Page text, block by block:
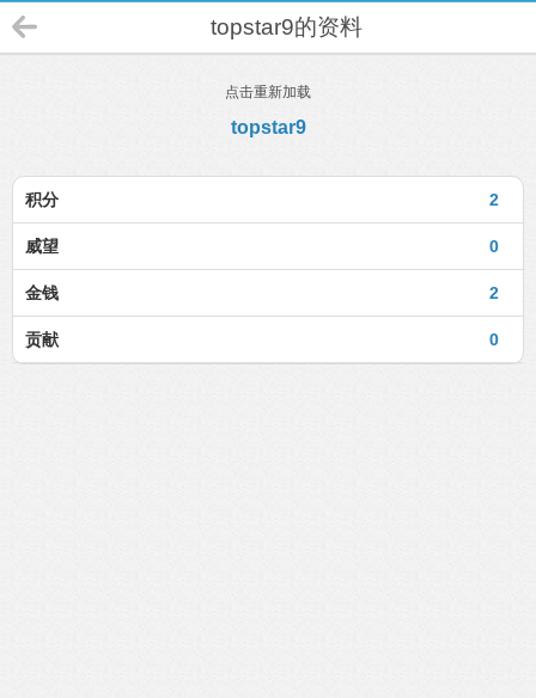
topstar9的资料
点击重新加载
topstar9
2
积分
0
威望
2
金钱
0
贡献